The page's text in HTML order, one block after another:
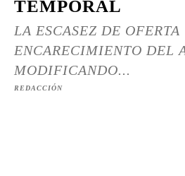
TEMPORAL
LA ESCASEZ DE OFERTA
ENCARECIMIENTO DEL
MODIFICANDO...
REDACCIÓN